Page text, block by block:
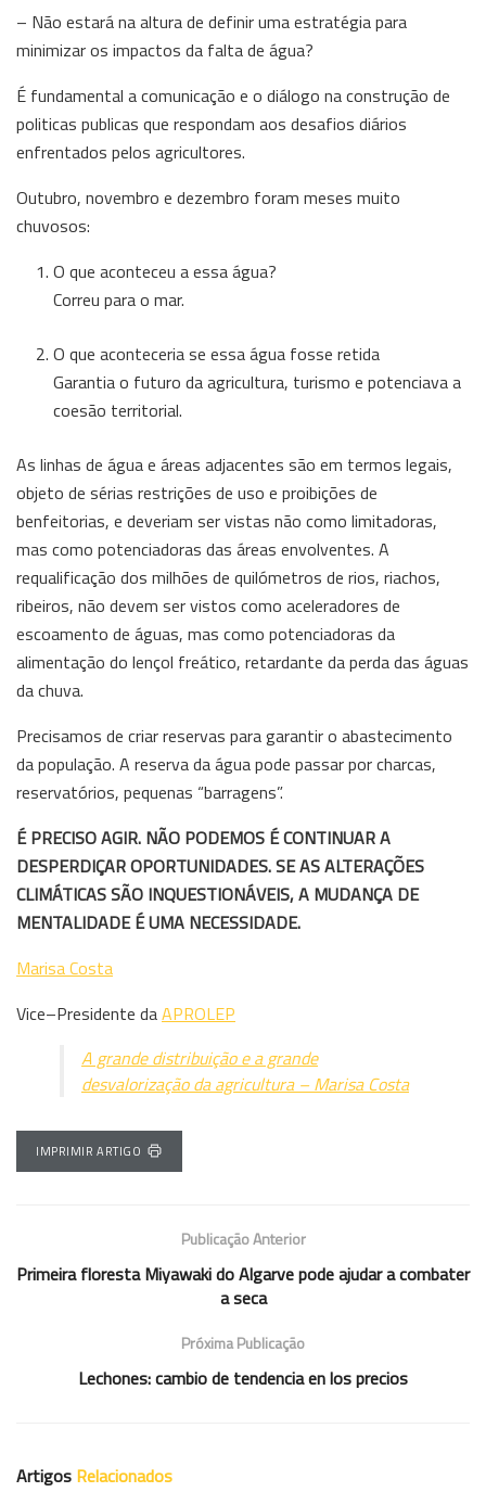
– Não estará na altura de definir uma estratégia para
minimizar os impactos da falta de água?
É fundamental a comunicação e o diálogo na construção de
politicas publicas que respondam aos desafios diários
enfrentados pelos agricultores.
Outubro, novembro e dezembro foram meses muito
chuvosos:
O que aconteceu a essa água?
Correu para o mar.
O que aconteceria se essa água fosse retida
Garantia o futuro da agricultura, turismo e potenciava a
coesão territorial.
As linhas de água e áreas adjacentes são em termos legais,
objeto de sérias restrições de uso e proibições de
benfeitorias, e deveriam ser vistas não como limitadoras,
mas como potenciadoras das áreas envolventes. A
requalificação dos milhões de quilómetros de rios, riachos,
ribeiros, não devem ser vistos como aceleradores de
escoamento de águas, mas como potenciadoras da
alimentação do lençol freático, retardante da perda das águas
da chuva.
Precisamos de criar reservas para garantir o abastecimento
da população. A reserva da água pode passar por charcas,
reservatórios, pequenas “barragens”.
É PRECISO AGIR. NÃO PODEMOS É CONTINUAR A
DESPERDIÇAR OPORTUNIDADES. SE AS ALTERAÇÕES
CLIMÁTICAS SÃO INQUESTIONÁVEIS, A MUDANÇA DE
MENTALIDADE É UMA NECESSIDADE.
Marisa Costa
Vice–Presidente daAPROLEP
A grande distribuição e a grande
desvalorização da agricultura – Marisa Costa
IMPRIMIR ARTIGO
Publicação Anterior
Primeira floresta Miyawaki do Algarve pode ajudar a combater
a seca
Próxima Publicação
Lechones: cambio de tendencia en los precios
Artigos Relacionados